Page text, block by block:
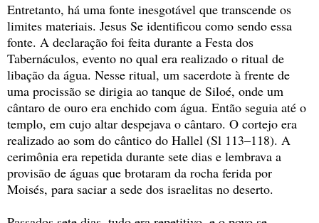
Entretanto, há uma fonte inesgotável que transcende os
limites materiais. Jesus Se identificou como sendo essa
fonte. A declaração foi feita durante a Festa dos
Tabernáculos, evento no qual era realizado o ritual de
libação da água. Nesse ritual, um sacerdote à frente de
uma procissão se dirigia ao tanque de Siloé, onde um
cântaro de ouro era enchido com água. Então seguia até o
templo, em cujo altar despejava o cântaro. O cortejo era
realizado ao som do cântico do Hallel (Sl 113–118). A
cerimônia era repetida durante sete dias e lembrava a
provisão de águas que brotaram da rocha ferida por
Moisés, para saciar a sede dos israelitas no deserto.